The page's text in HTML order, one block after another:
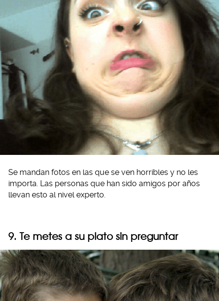
Se mandan fotos en las que se ven horribles y no les
importa. Las personas que han sido amigos por años
llevan esto al nivel experto.
9. Te metes a su plato sin preguntar